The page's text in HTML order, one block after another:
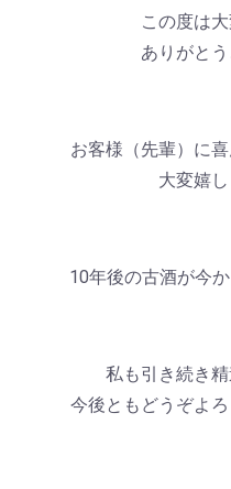
この度は
ありがとう
お客様（先輩）に
大変嬉し
10年後の古酒が今
私も引き続き
今後ともどうぞよ